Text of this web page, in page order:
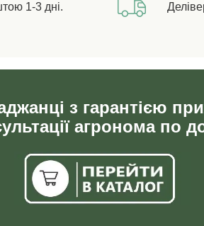
1-3 дні.
з гарантією
агронома по